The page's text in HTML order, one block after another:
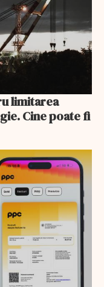
limitarea
Cine poate fi